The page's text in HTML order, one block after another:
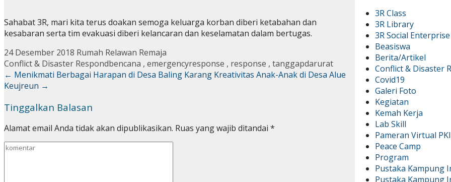
3R Class
3R Library
3R Social Enterprise
Beasiswa
Berita/Artikel
Conflict & Disaster
Covid19
Galeri Foto
Kegiatan
Kemah Kerja
Lab Skill
Pameran Virtual
Peace Camp
Program
Pustaka Kampung
Pustaka Kampung
Sahabat 3R, mari kita terus doakan semoga keluarga korban diberi ketabahan dan
kesabaran serta tim evakuasi diberi kelancaran dan keselamatan dalam bertugas.
24 Desember 2018 Rumah Relawan Remaja
Conflict & Disaster Respondbencana , emergencyresponse , response , tanggapdarurat
← Menikmati Berbagai Harapan di Desa Baling Karang Kreativitas Anak-Anak di Desa Alue
Keujreun →
Tinggalkan Balasan
Alamat email Anda tidak akan dipublikasikan. Ruas yang wajib ditandai *